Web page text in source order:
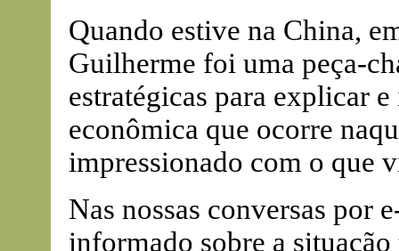
Quando estive na China,
Guilherme foi uma peça-
estratégicas para explicar
econômica que ocorre
impressionado com o que
Nas nossas conversas por
informado sobre a